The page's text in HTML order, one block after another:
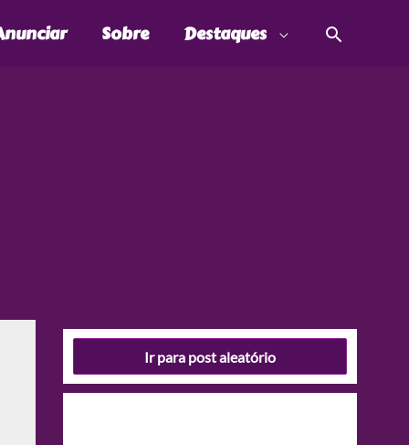
Sobre Destaques
Ir para post aleatório